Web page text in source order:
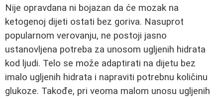
Nije opravdana ni bojazan da će mozak na
ketogenoj dijeti ostati bez goriva. Nasuprot
popularnom verovanju, ne postoji jasno
ustanovljena potreba za unosom ugljenih hidrata
kod ljudi. Telo se može adaptirati na dijetu bez
imalo ugljenih hidrata i napraviti potrebnu količinu
glukoze. Takođe, pri veoma malom unosu ugljenih